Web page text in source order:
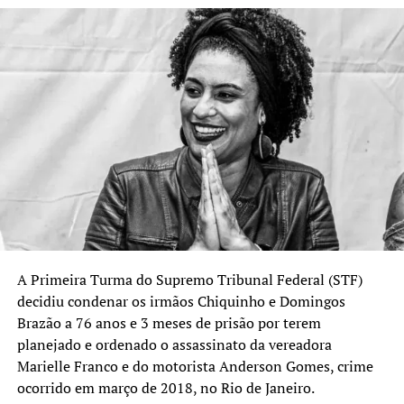
Bolsonaro foi condenado a 27 anos e 3 meses de prisão
por tentativa de golpe de Estado. Ele estava preso no
complexo penitenciário da Papuda, em Brasília, até
deixar o local no dia 13 de março, após apresentar
sintomas de broncopneumonia e precisar ser
hospitalizado. O ex-presidente chegou a ser internado
em uma UTI de um hospital particular da capital, onde
tratou uma pneumonia decorrente de broncoaspiração.
Na decisão, o ministro também apresentou um resumo
das atividades e atendimentos recebidos por Bolsonaro
entre 15 de janeiro e 11 de março. Nesse intervalo, ele
teve acompanhamento médico constante, com mais de
200 atendimentos, realizou sessões de fisioterapia e
atividades físicas, recebeu visitas frequentes de familiares
e terceiros autorizados, além de assistência jurídica e
religiosa.
O ex-presidente já havia passado por prisão domiciliar
A Primeira Turma do Supremo Tribunal Federal (STF)
decidiu condenar os irmãos Chiquinho e Domingos
Brazão a 76 anos e 3 meses de prisão por terem
planejado e ordenado o assassinato da vereadora
Marielle Franco e do motoristaAnderson Gomes, crime
ocorrido em março de 2018, no Rio de Janeiro.